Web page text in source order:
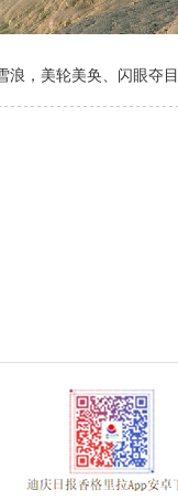
浪，美轮美奂、闪眼夺